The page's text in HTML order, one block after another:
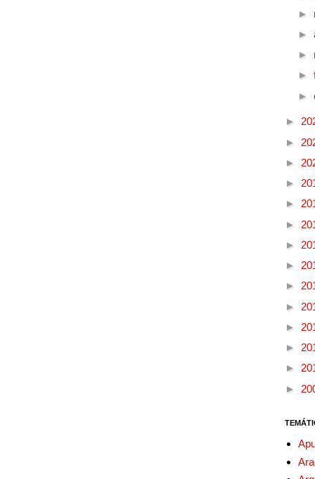
►
►
►
►
►
►
►
►
►
►
►
►
►
►
►
►
►
►
►